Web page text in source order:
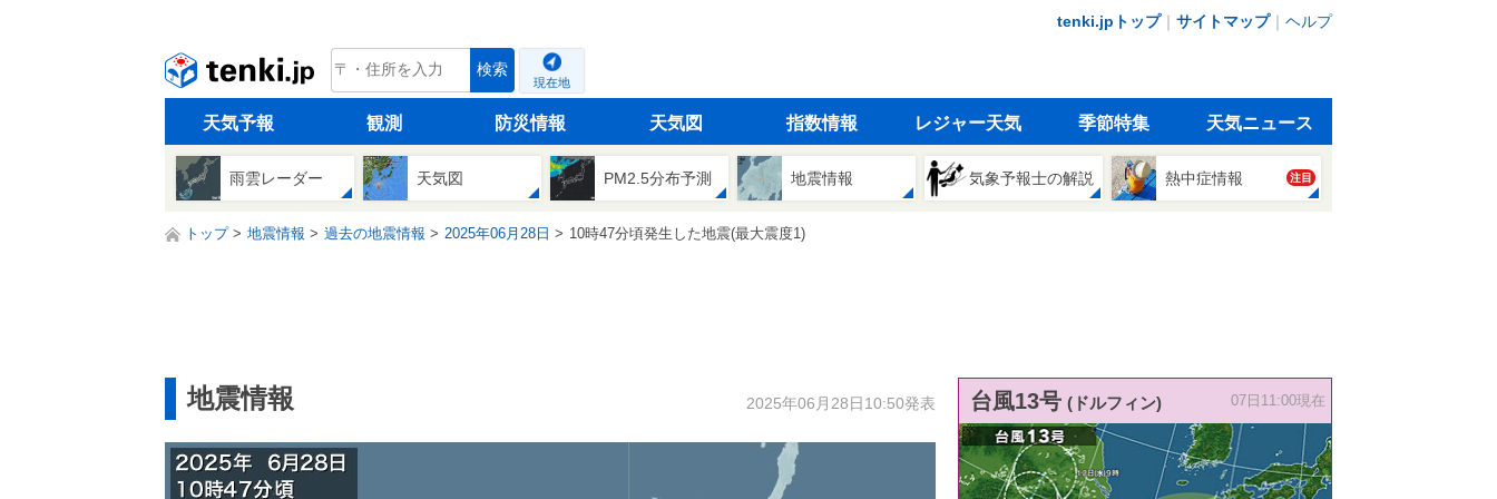
tenki.jpトップ｜ サイトマップ｜ ヘルプ
tenki.jp 検索
現在地
天気予報 観測 防災情報 天気図 指数情報 レジャー天気 季節特集 天気ニュース
雨雲レーダー 天気図 PM2.5分布予測 地震情報 気象予報士の解説 熱中症情報 注目
トップ 地震情報 過去の地震情報 2025年06月28日 10時47分頃発生した地震(最大震度1)
地震情報 2025年06月28日10:50発表 台風13号 (ドルフィン) 07日11:00現在